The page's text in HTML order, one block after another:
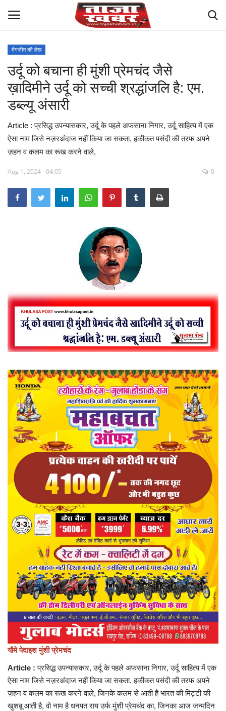
देश
मध्य प्रदेश
विश्व
विदेश
छत्तीसगढ़
व्यापार
संपादकीय
रोजगार
राजनीति
मनोरंजन
मैगज़ीन की लेख
प्रमुख खबर
हेल्थ
Language
English hindi
मैगज़ीन की लेख
उर्दू को बचाना ही मुंशी प्रेमचंद जैसे
ख़ादिमीने उर्दू को सच्ची श्रद्धांजलि है: एम.
डब्ल्यू अंसारी
Article : प्रसिद्ध उपन्यासकार, उर्दू के पहले अफसाना निगार, उर्दू साहित्य में एक
ऐसा नाम जिसे नज़रअंदाज नहीं किया जा सकता, हकीकत पसंदी की तरफ अपने
ज़हन व कलम का रूख करने वाले,
Aug 1, 2024 - 04:05 0
यौमे पेदाइश मुंशी प्रेमचंद
Article : प्रसिद्ध उपन्यासकार, उर्दू के पहले अफसाना निगार, उर्दू साहित्य में एक
ऐसा नाम जिसे नज़रअंदाज नहीं किया जा सकता, हकीकत पसंदी की तरफ अपने
ज़हन व कलम का रूख करने वाले, जिनके कलम से आती है भारत की मिट्टी की
खुशबू आती है, वो नाम है धनपत राय उर्फ मुंशी प्रेमचंद का, जिनका आज जन्मदिन